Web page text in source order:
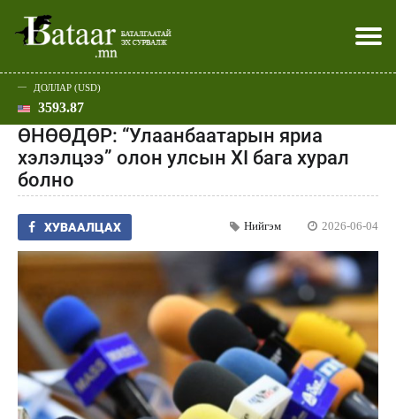
Эхлэл
Улс төр
Нийгэм
Эдийн засаг
Дэлхий
Спорт
Шар
Батаар юу хэлэв
Хэвлэл мэдээллээр
ДОЛЛАР (USD)
3593.87
ӨНӨӨДӨР: “Улаанбаатарын яриа
хэлэлцээ” олон улсын XI бага хурал
болно
ХУВААЛЦАХ Нийгэм 2026-06-04